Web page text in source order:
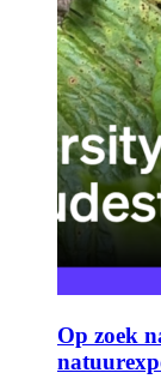
Op zoek